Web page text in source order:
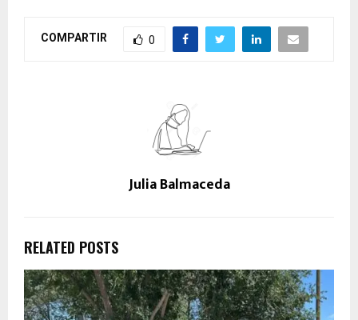
COMPARTIR 0
Julia Balmaceda
RELATED POSTS